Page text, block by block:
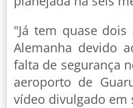
"Já tem quase
Alemanha devido
falta de segurança
aeroporto de
vídeo divulgado em